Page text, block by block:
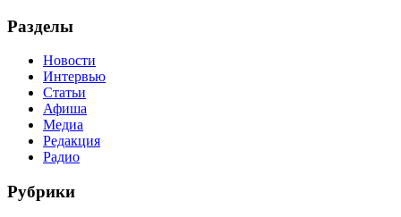
Разделы
Новости
Интервью
Статьи
Афиша
Медиа
Редакция
Радио
Рубрики